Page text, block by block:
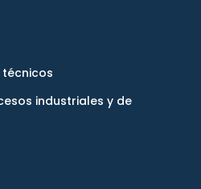
industriales y de